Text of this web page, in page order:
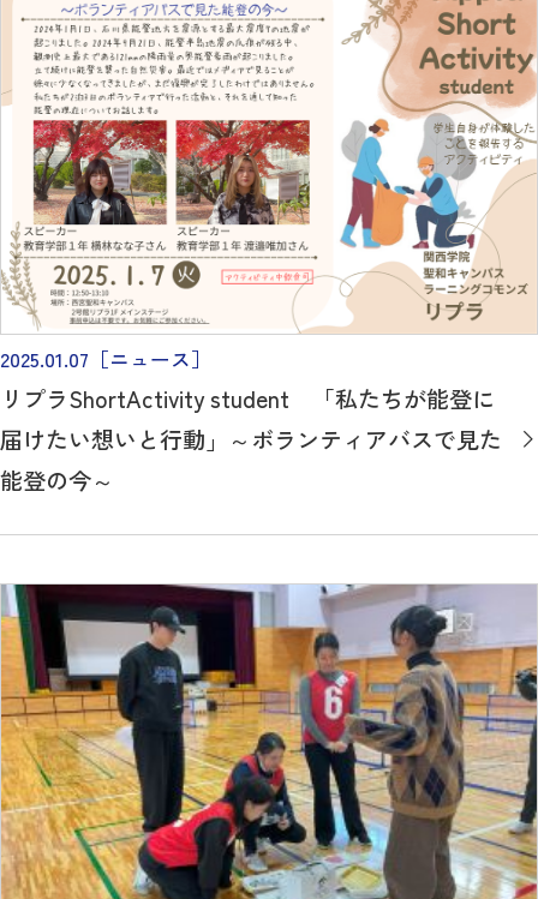
2025.01.07 ［ニュース］
リプラShortActivity student 「私たちが能登に
届けたい想いと行動」～ボランティアバスで見た
能登の今～